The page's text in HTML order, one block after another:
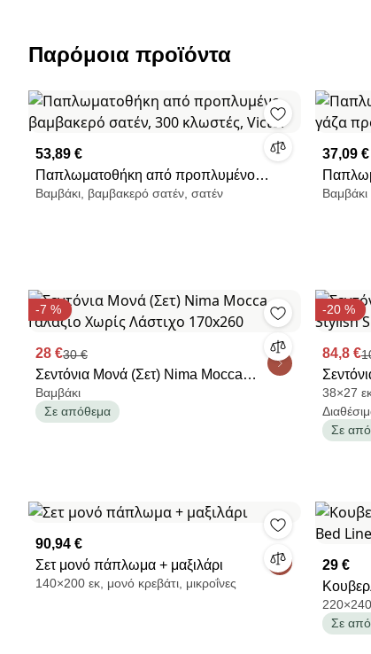
Παρόμοια προϊόντα
53,89 €
Παπλωματοθήκη από προπλυμένο
βαμβακερό σατέν, 300 κλωστές, Victor
Βαμβάκι, βαμβακερό σατέν, σατέν
37,09 €
Βαμβάκι
-7 %
28 €30 €
Σεντόνια Μονά (Σετ) Nima Mocca
Γαλάζιο Χωρίς Λάστιχο 170x260
Βαμβάκι
Σε απόθεμα
-20 %
84,8 €
Shizen
38×27
Σε
90,94 €
Σετ μονό πάπλωμα + μαξιλάρι
140×200 εκ, μονό κρεβάτι, μικροΐνες
29 €
Bed
Σε